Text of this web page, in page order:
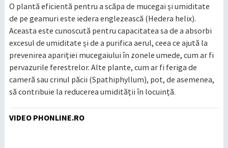
O plantă eficientă pentru a scăpa de mucegai și umiditate
de pe geamuri este iedera englezească (Hedera helix).
Aceasta este cunoscută pentru capacitatea sa de a absorbi
excesul de umiditate și de a purifica aerul, ceea ce ajută la
prevenirea apariției mucegaiului în zonele umede, cum ar fi
pervazurile ferestrelor. Alte plante, cum ar fi feriga de
cameră sau crinul păcii (Spathiphyllum), pot, de asemenea,
să contribuie la reducerea umidității în locuință.
VIDEO PHONLINE.RO